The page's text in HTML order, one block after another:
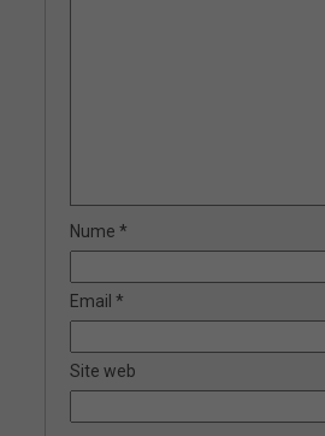
Nume *
Email *
Site web